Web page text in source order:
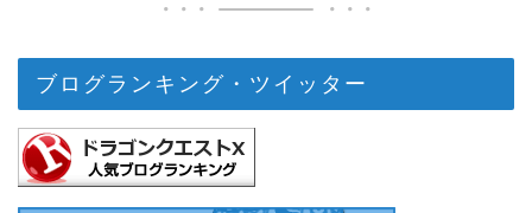
ブログランキング・ツイッター